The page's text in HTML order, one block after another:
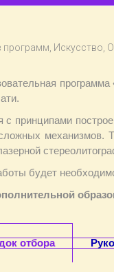
программ Искусство
с принципами
механизмов.
будет
отбора